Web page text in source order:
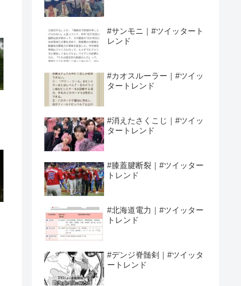
#サンモニ｜#ツイッタート
レンド
#カオスルーラー｜#ツイッ
タートレンド
#消えたさくこじ｜#ツイッ
タートレンド
#膝蓋腱断裂｜#ツイッター
トレンド
#北海道電力｜#ツイッター
トレンド
#デンジ脊髄剣｜#ツイッタ
ートレンド